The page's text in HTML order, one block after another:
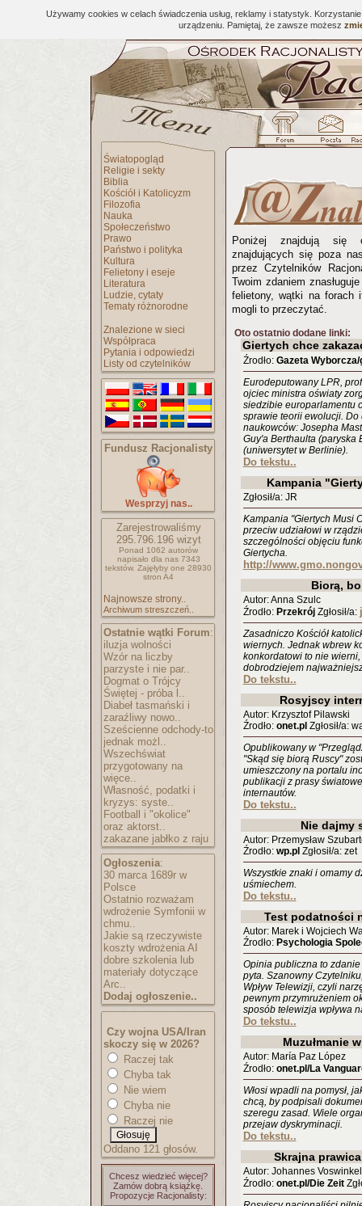
Używamy cookies w celach świadczenia usług, reklamy i statystyk.
urządzeniu. Pamiętaj, że zawsze możesz
Światopogląd
Religie i sekty
Biblia
Kościół i Katolicyzm
Filozofia
Nauka
Społeczeństwo
Prawo
Państwo i polityka
Kultura
Felietony i eseje
Literatura
Ludzie, cytaty
Tematy różnorodne
Znalezione w sieci
Współpraca
Pytania i odpowiedzi
Listy od czytelników
Fundusz Racjonalisty
Wesprzyj nas..
Zarejestrowaliśmy
295.796.196wizyt
Ponad 1062 autorów
napisało dla nas 7343
tekstów. Zajęłyby one 28930
stron A4
Najnowsze strony..
Archiwum streszczeń..
Ostatnie wątki Forum:
iluzja wolności
Wzór na liczby
parzyste i nie par..
Dogmat o Trójcy
Świętej - próba l..
Diabeł tasmański i
zaraźliwy nowo..
Sześcienne odchody-to
jednak możl..
Wszechświat
przygotowany na
więce..
Własność, podatki i
kryzys: syste..
Football i "okolice"
oraz aktorst..
zakazane jabłko z raju
Ogłoszenia:
30 marca 1689r w
Polsce
Ostatnio rozważam
wdrożenie Symfonii w
chmu..
Jakie są rzeczywiste
koszty wdrożenia AI
dobre szkolenia lub
materiały dotyczące
Arc..
Dodaj ogłoszenie..
Czy wojna USA/Iran
skoczy się w 2026?
Raczej tak
Chyba tak
Nie wiem
Chyba nie
Raczej nie
Oddano 121 głosów.
Chcesz wiedzieć więcej?
Zamów dobrą książkę.
Propozycje Racjonalisty:
Poniżej znajdują się
znajdujących się poza
przez Czytelników
Twoim zdaniem
felietony, wątki na forach
mogli to przeczytać.
Oto ostatnio dodane linki:
Giertych chce
Źrodło: Gazeta Wyborcza/
Eurodeputowany LPR,
ojciec ministra oświaty
siedzibie europarlamentu
sprawie teorii ewolucji. Do
naukowców: Josepha
Guy'a Berthaulta (paryska
(uniwersytet w Berlinie).
Do tekstu..
Kampania
Zgłosił/a: JR
Kampania "Giertych Musi
przeciw udziałowi w
szczególności objęciu
Giertycha.
http://
Biorą,
Autor: Anna Szulc
Źrodło: PrzekrójZgłosił/a:
Zasadniczo Kościół
wiernych. Jednak wbrew
konkordatowi to nie
dobrodziejem
Do tekstu..
Rosyjscy
Autor: Krzysztof Pilawski
Źrodło: onet.pl Zgłosił/a:
Opublikowany w
"Skąd się biorą Ruscy"
umieszczony na portalu
publikacji z prasy
internautów.
Do tekstu..
Nie dajmy
Autor: Przemysław
Źrodło: wp.pl Zgłosił/a: zet
Wszystkie znaki i omamy
uśmiechem.
Do tekstu..
Test podatności
Autor: Marek i Wojciech
Źrodło: Psychologia
Opinia publiczna to
pyta. Szanowny
Wpływ Telewizji, czyli
pewnym przymrużeniem
sposób telewizja wpływa
Do tekstu..
Muzułmanie
Autor: María Paz López
Źrodło: onet.pl/La
Włosi wpadli na pomysł,
chcą, by podpisali
szeregu zasad. Wiele
przejaw dyskryminacji.
Do tekstu..
Skrajna
Autor: Johannes Voswinkel
Źrodło: onet.pl/Die Zeit